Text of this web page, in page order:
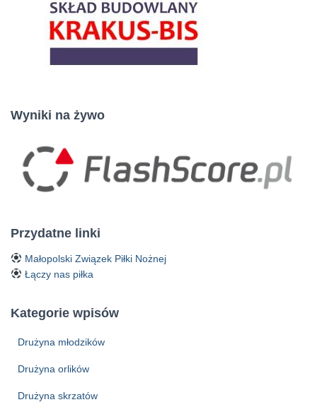
Wyniki na żywo
Przydatne linki
Małopolski Związek Piłki Nożnej
Łączy nas piłka
Kategorie wpisów
Drużyna młodzików
Drużyna orlików
Drużyna skrzatów